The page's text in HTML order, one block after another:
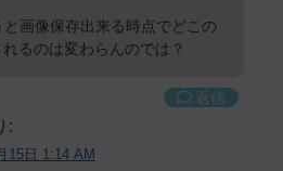
画像保存出来る時点でどこの
るのは変わらんのでは？
返信
:
15日 1:14 AM